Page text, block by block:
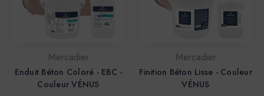
Mercadier
Enduit Béton Coloré - EBC -
Couleur VÉNUS
Mercadier
Finition Béton Lisse - Couleur
VÉNUS